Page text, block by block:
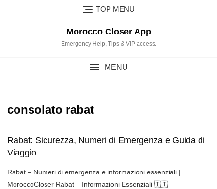
TOP MENU
Morocco Closer App
Emergency Help, Tips & VIP access.
MENU
consolato rabat
Rabat: Sicurezza, Numeri di Emergenza e Guida di
Viaggio
Rabat – Numeri di emergenza e informazioni essenziali |
MoroccoCloser Rabat – Informazioni Essenziali 🇮🇹